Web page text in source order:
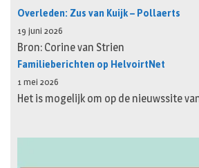
Overleden: Zus van Kuijk – Pollaerts
19 juni 2026
Bron: Corine van Strien
Familieberichten op HelvoirtNet
1 mei 2026
Het is mogelijk om op de nieuwssite